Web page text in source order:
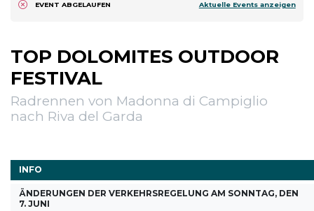
EVENT ABGELAUFEN Aktuelle Events anzeigen
TOP DOLOMITES OUTDOOR
FESTIVAL
Radrennen von Madonna di Campiglio
nach Riva del Garda
INFO
ÄNDERUNGEN DER VERKEHRSREGELUNG AM SONNTAG, DEN
7. JUNI